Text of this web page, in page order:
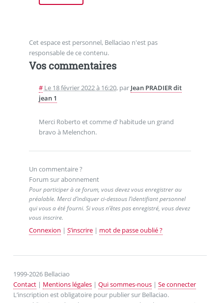
Cet espace est personnel, Bellaciao n'est pas
responsable de ce contenu.
Vos commentaires
# Le 18 février 2022 à 16:20, par Jean PRADIER dit
jean 1
Merci Roberto et comme d’ habitude un grand
bravo à Melenchon.
Un commentaire ?
Forum sur abonnement
Pour participer à ce forum, vous devez vous enregistrer au
préalable. Merci d’indiquer ci-dessous l’identifiant personnel
qui vous a été fourni. Si vous n’êtes pas enregistré, vous devez
vous inscrire.
Connexion | S’inscrire| mot de passe oublié ?
1999-2026 Bellaciao
Contact| Mentions légales| Qui sommes-nous| Se connecter
L’inscription est obligatoire pour publier sur Bellaciao.